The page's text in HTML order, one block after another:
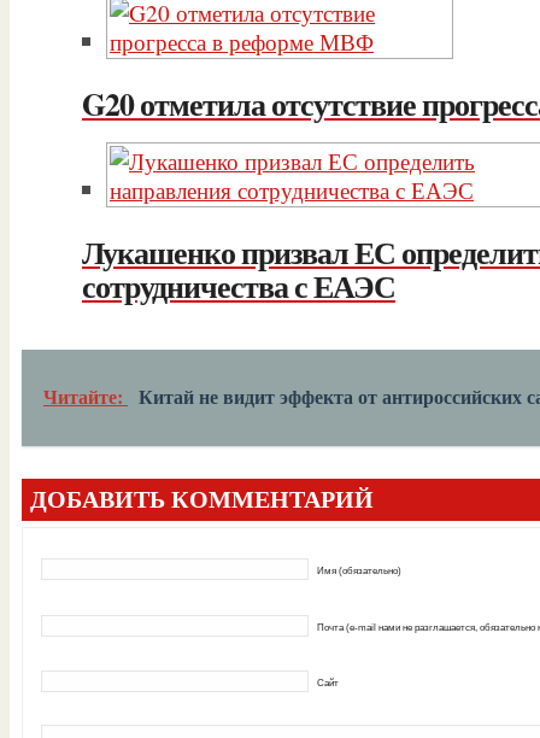
G20 отметила отсутствие
Лукашенко призвал ЕС
сотрудничества с ЕАЭС
Читайте: Китай не видит эффекта от антироссийских
ДОБАВИТЬ КОММЕНТАРИЙ
Имя (обязательно)
Почта (e-mail нами не разглашается, обязательно
Сайт